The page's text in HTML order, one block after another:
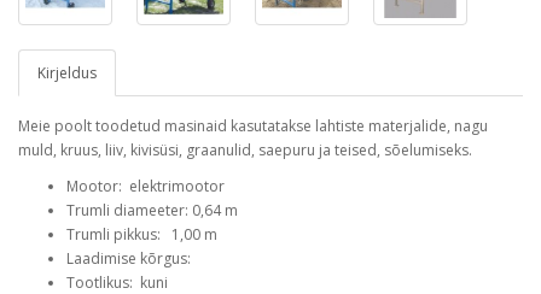
Kirjeldus
Meie poolt toodetud masinaid kasutatakse lahtiste materjalide, nagu
muld, kruus, liiv, kivisüsi, graanulid, saepuru ja teised, sõelumiseks.
Mootor: elektrimootor
Trumli diameeter: 0,64 m
Trumli pikkus: 1,00 m
Laadimise kõrgus:
Tootlikus: kuni